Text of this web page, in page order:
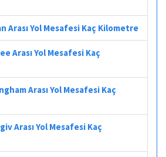
Arası Yol Mesafesi Kaç Kilometre
Arası Yol Mesafesi Kaç
Arası Yol Mesafesi Kaç
Arası Yol Mesafesi Kaç